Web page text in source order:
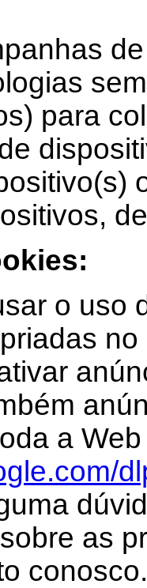
para
o uso
a
as
conosco.